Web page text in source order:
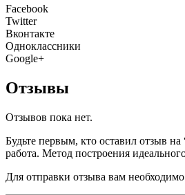
Facebook
Twitter
Вконтакте
Одноклассники
Google+
Отзывы
Отзывов пока нет.
Будьте первым, кто оставил отзыв на
работа. Метод построения
Для отправки отзыва вам необходимо